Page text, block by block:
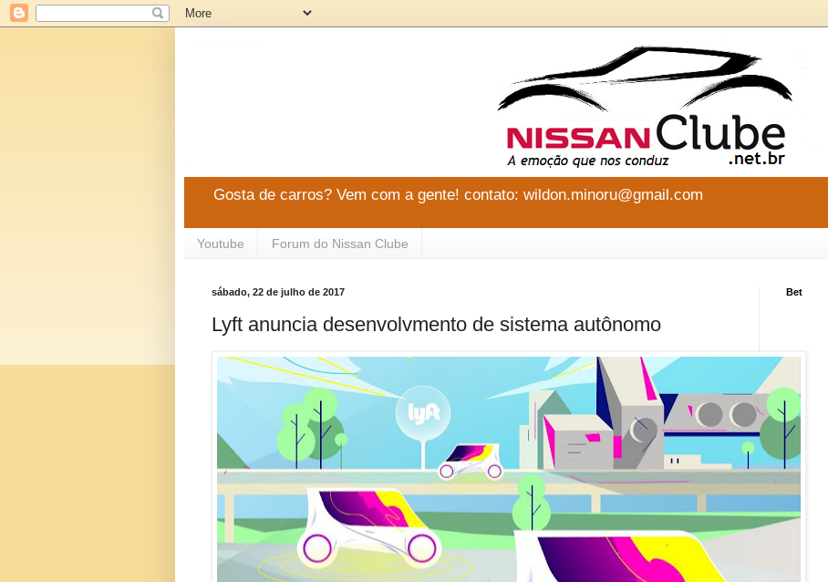
Gosta de carros? Vem com a gente! contato: wildon.minoru@gmail.com
Youtube Forum do Nissan Clube
sábado, 22 de julho de 2017
Lyft anuncia desenvolvmento de sistema autônomo
Bet